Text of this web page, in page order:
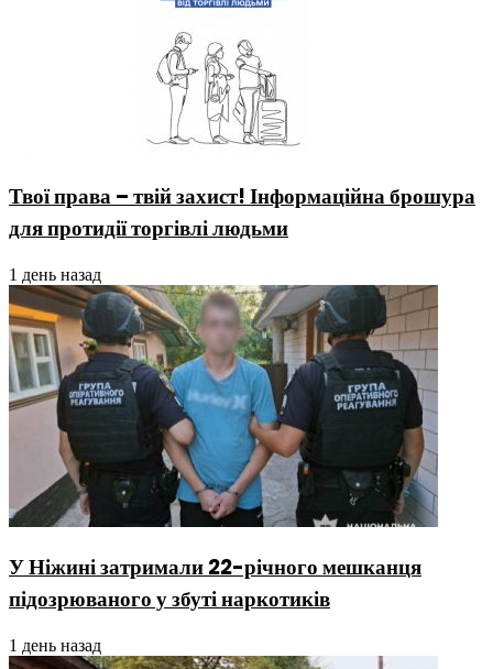
Твої права – твій захист! Інформаційна брошура
для протидії торгівлі людьми
1 день назад
У Ніжині затримали 22-річного мешканця
підозрюваного у збуті наркотиків
1 день назад